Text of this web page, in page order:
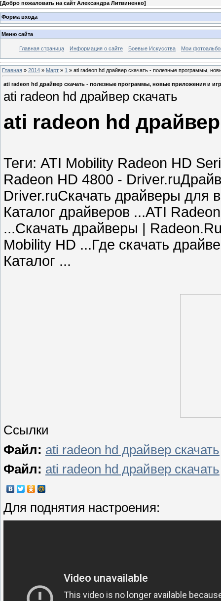
[Добро пожаловать на сайт Александра Литвиненко]
Форма входа
Меню сайта
Главная страница Информация о сайте Боевые Искусства Мои
Главная » 2014 » Март » 1 » ati radeon hd драйвер скачать - полезные программы,
ati radeon hd драйвер скачать - полезные программы, новые приложения и
ati radeon hd драйвер скачать
ati radeon hd
Теги: ATI Mobility Radeon HD
Radeon HD 4800 -
Driver.ruСкачать драйверы для
Каталог драйверов ...ATI
...Скачать драйверы |
Mobility HD ...Где скачать
Каталог ...
Ссылки
Файл: ati radeon hd драйвер скачать
Файл: ati radeon hd драйвер скачать
Для поднятия настроения: